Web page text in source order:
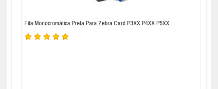
Fita Monocromática Preta Para Zebra Card P3XX P4XX P5XX